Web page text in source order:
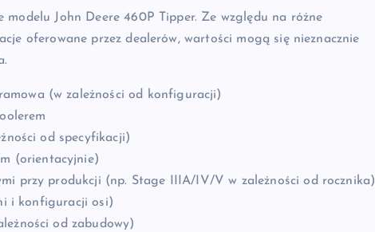
John Deere 460P Tipper. Ze względu na różne
oferowane przez dealerów, wartości mogą się nieznacznie
(w zależności od konfiguracji)
od specyfikacji)
(orientacyjnie)
przy produkcji (np. Stage IIIA/IV/V w zależności od rocznika)
i konfiguracji osi)
od zabudowy)